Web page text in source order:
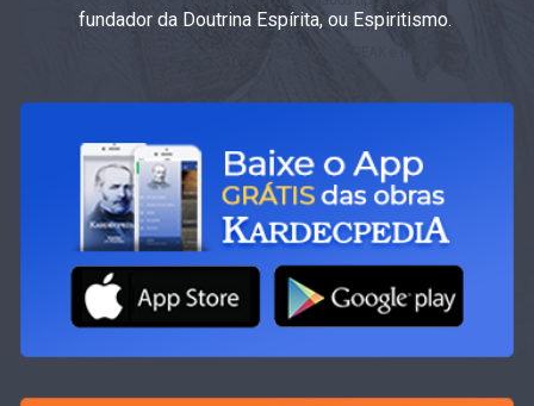
fundador da Doutrina Espírita, ou Espiritismo.